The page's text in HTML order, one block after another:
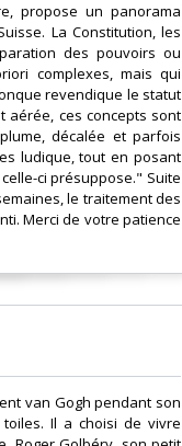
propose un panorama
La Constitution, les
des pouvoirs ou
complexes, mais qui
revendique le statut
aérée, ces concepts sont
décalée et parfois
ludique, tout en posant
ci présuppose." Suite
le traitement des
Merci de votre patience
van Gogh pendant son
Il a choisi de vivre